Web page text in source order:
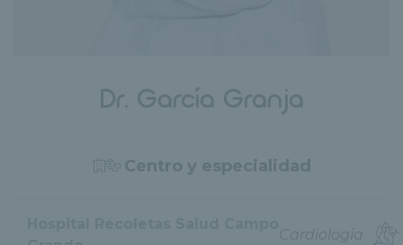
Dr. García Granja
Centro y especialidad
Cardiología